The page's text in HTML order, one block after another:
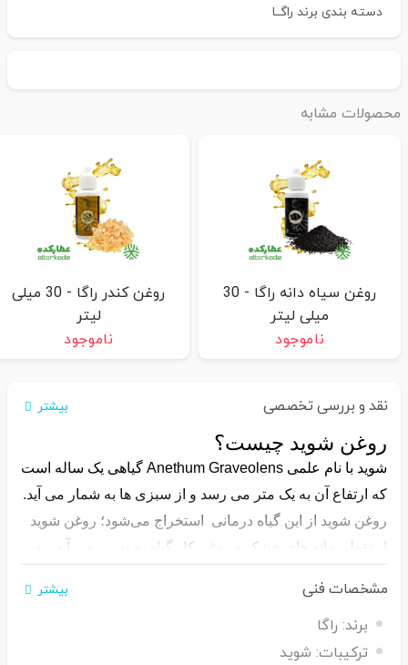
دسته بندیبرند راگــا
مشابه
روغن سیاه دانه راگا - 30
میلی لیتر
ناموجود
روغن کندر راگا - 30 میلی
لیتر
ناموجود
نقد و بررسی تخصصی بیشتر
روغن شوید چیست؟
شوید با نام علمی Anethum Graveolens گیاهی یک ساله است
که ارتفاع آن به یک متر می رسد و از سبزی ها به شمار می آید.
روغن شوید از این گیاه درمانی استخراج می‌شود؛ روغن شوید
از تقطیر دانه های خشک و روغن کل گیاه به دست می آید و در
مشخصات فنی بیشتر
برند: راگا
ترکیبات: شوید